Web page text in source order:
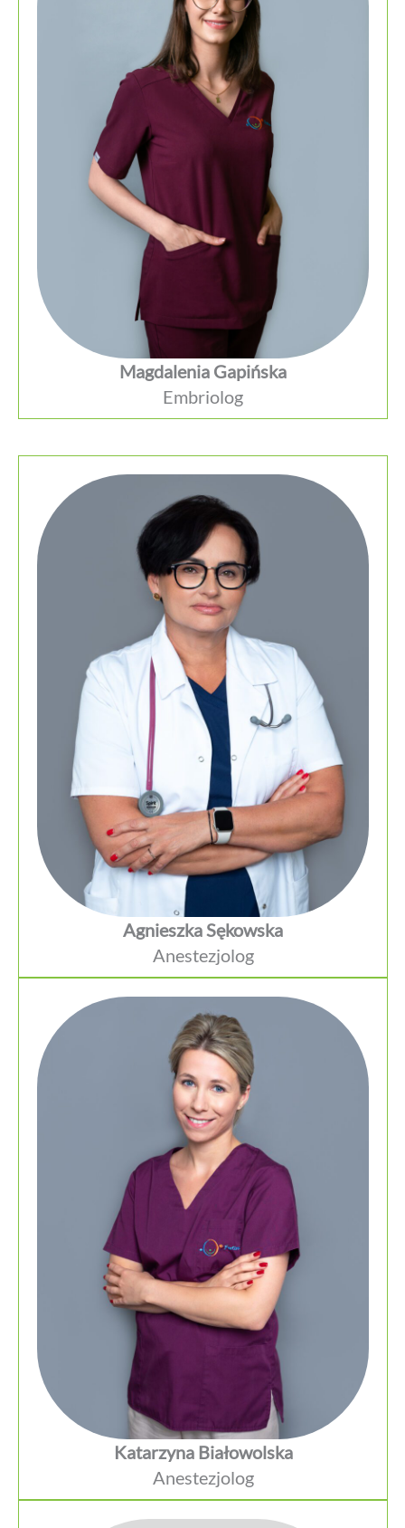
Magdalenia Gapińska
Embriolog
Agnieszka Sękowska
Anestezjolog
Katarzyna Białowolska
Anestezjolog